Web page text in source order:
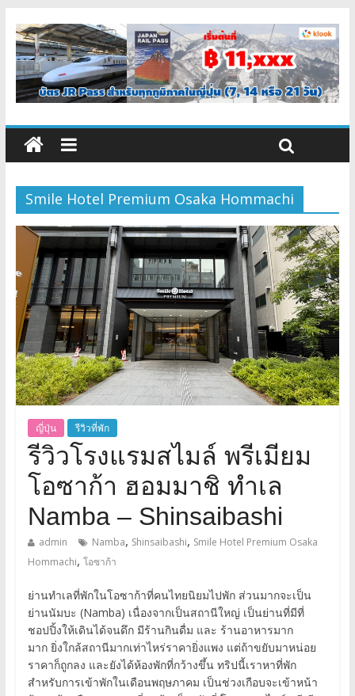
Smile Hotel Premium Osaka Hommachi
ญี่ปุ่น รีวิวที่พัก
รีวิวโรงแรมสไมล์ พรีเมียม
โอซาก้า ฮอมมาชิ ทำเล
Namba – Shinsaibashi
admin Namba, Shinsaibashi, Smile Hotel Premium Osaka
Hommachi, โอซาก้า
ย่านทำเลที่พักในโอซาก้าที่คนไทยนิยมไปพัก ส่วนมากจะเป็น
ย่านนัมบะ (Namba) เนื่องจากเป็นสถานีใหญ่ เป็นย่านที่มีที่
ชอปปิ้งให้เดินได้จนดึก มีร้านกินดื่ม และ ร้านอาหารมาก
มาก ยิ่งใกล้สถานีมากเท่าไหร่ราคายิ่งแพง แต่ถ้าขยับมาหน่อย
ราคาก็ถูกลง และยังได้ห้องพักที่กว้างขึ้น ทริปนี้เราหาที่พัก
สำหรับการเข้าพักในเดือนพฤษภาคม เป็นช่วงเกือบจะเข้าหน้า